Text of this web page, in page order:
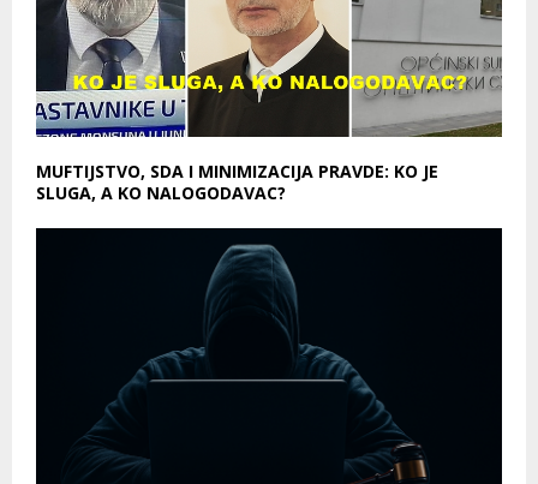
MUFTIJSTVO, SDA I MINIMIZACIJA PRAVDE: KO JE
SLUGA, A KO NALOGODAVAC?